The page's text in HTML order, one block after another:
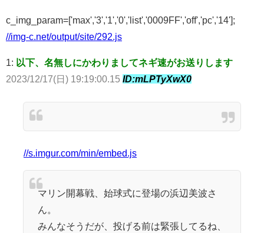
c_img_param=['max','3','1','0','list','0009FF','off','pc','14'];
//img-c.net/output/site/292.js
1: 以下、名無しにかわりましてネギ速がお送りします
2023/12/17(日) 19:19:00.15 ID:mLPTyXwX0
//s.imgur.com/min/embed.js
マリン開幕戦、始球式に登場の浜辺美波さ
ん。
みんなそうだが、投げる前は緊張してるね、